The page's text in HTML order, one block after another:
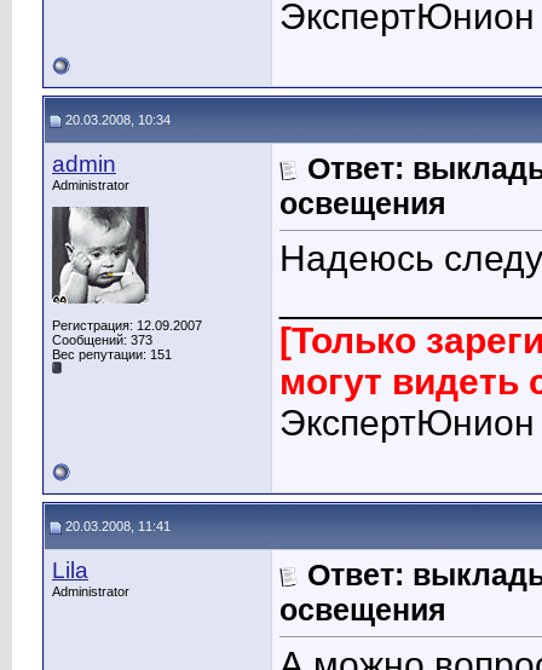
ЭкспертЮнион
20.03.2008, 10:34
admin
Administrator
Регистрация: 12.09.2007
Сообщений: 373
Вес репутации: 151
Ответ:
освещения
Надеюсь
[Только
могут
ЭкспертЮнион
20.03.2008, 11:41
Lila
Administrator
Ответ:
освещения